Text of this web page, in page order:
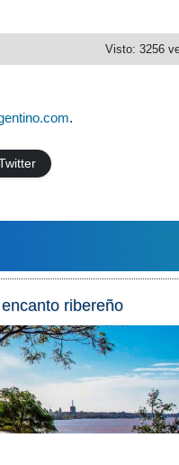
Visto: 3256
.
ribereño